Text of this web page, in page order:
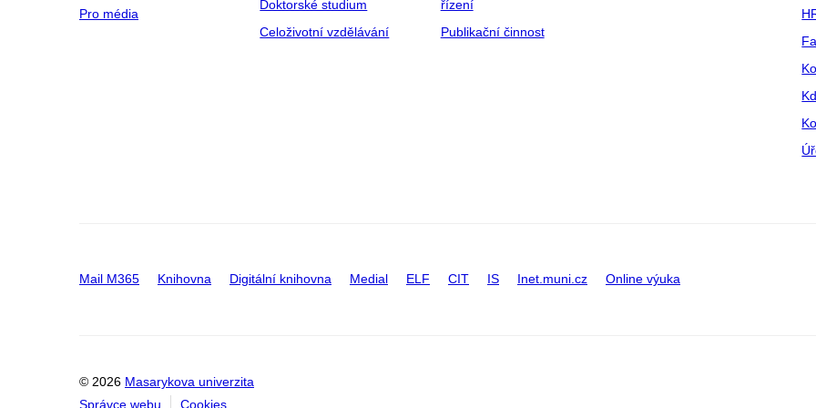
Pro média
Doktorské studium
Celoživotní vzdělávání
řízení
Publikační činnost
Mail M365 Knihovna Digitální knihovna Medial ELF CIT IS Inet.muni.cz Online výuka
© 2026 Masarykova univerzita
Správce webu
Cookies